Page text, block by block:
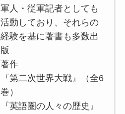
軍人・従軍記者としても
活動しており、それらの
経験を基に著書も多数出
版
著作
『第二次世界大戦』（全6
巻）
『英語圏の人々の歴史』